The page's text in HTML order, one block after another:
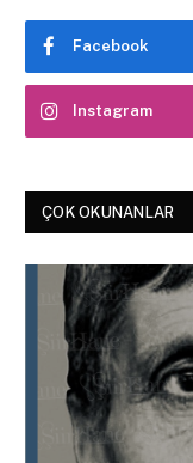
Facebook
Instagram
ÇOK OKUNANLAR